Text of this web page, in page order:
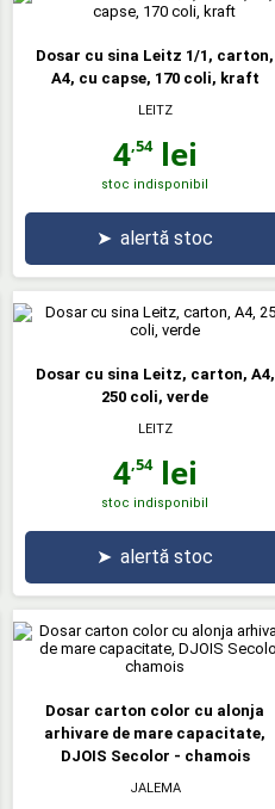
Dosar cu sina Leitz 1/1, carton,
A4, cu capse, 170 coli, kraft
LEITZ
4,54lei
stoc indisponibil
➤ alertă stoc
Dosar cu sina Leitz, carton, A4,
250 coli, verde
LEITZ
4,54lei
stoc indisponibil
➤ alertă stoc
Dosar carton color cu alonja
arhivare de mare capacitate,
DJOIS Secolor - chamois
JALEMA